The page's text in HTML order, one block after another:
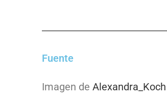
Fuente
Imagen de Alexandra_Koch